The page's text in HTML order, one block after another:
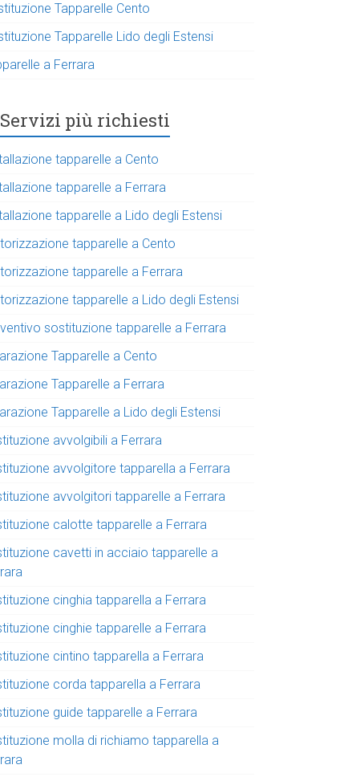
Tapparelle Cento
Tapparelle Lido degli Estensi
a Ferrara
Servizi più richiesti
tapparelle a Cento
tapparelle a Ferrara
tapparelle a Lido degli Estensi
tapparelle a Cento
tapparelle a Ferrara
tapparelle a Lido degli Estensi
sostituzione tapparelle a Ferrara
Tapparelle a Cento
Tapparelle a Ferrara
Tapparelle a Lido degli Estensi
avvolgibili a Ferrara
avvolgitore tapparella a Ferrara
avvolgitori tapparelle a Ferrara
calotte tapparelle a Ferrara
cavetti in acciaio tapparelle a
cinghia tapparella a Ferrara
cinghie tapparelle a Ferrara
cintino tapparella a Ferrara
corda tapparella a Ferrara
guide tapparelle a Ferrara
molla di richiamo tapparella a